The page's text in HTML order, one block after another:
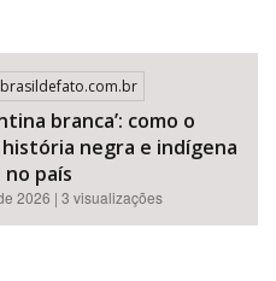
branca’: como o
negra e indígena
no país
2026 | 3 visualizações